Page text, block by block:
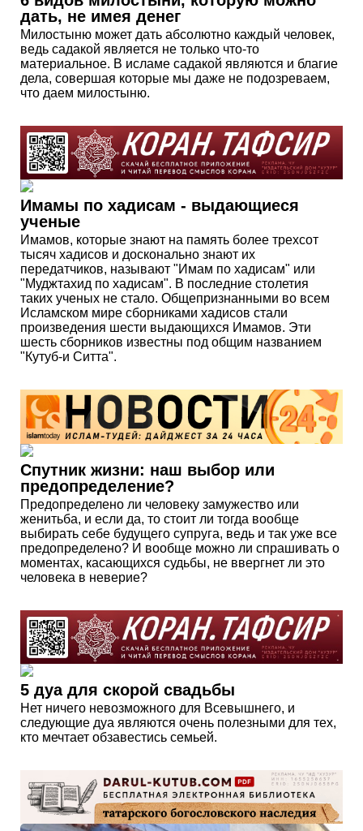
дать, не имея денег
Милостыню может дать абсолютно каждый человек,
ведь садакой является не только что-то
материальное. В исламе садакой являются и благие
дела, совершая которые мы даже не подозреваем,
что даем милостыню.
Имамы по хадисам - выдающиеся
ученые
Имамов, которые знают на память более трехсот
тысяч хадисов и досконально знают их
передатчиков, называют "Имам по хадисам" или
"Муджтахид по хадисам". В последние столетия
таких ученых не стало. Общепризнанными во всем
Исламском мире сборниками хадисов стали
произведения шести выдающихся Имамов. Эти
шесть сборников известны под общим названием
"Кутуб-и Ситта".
Спутник жизни: наш выбор или
предопределение?
Предопределено ли человеку замужество или
женитьба, и если да, то стоит ли тогда вообще
выбирать себе будущего супруга, ведь и так уже все
предопределено? И вообще можно ли спрашивать о
моментах, касающихся судьбы, не ввергнет ли это
человека в неверие?
5 дуа для скорой свадьбы
Нет ничего невозможного для Всевышнего, и
следующие дуа являются очень полезными для тех,
кто мечтает обзавестись семьей.